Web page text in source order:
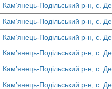
Подільський р-н, с.
Подільський р-н, с.
Подільський р-н, с.
Подільський р-н, с.
Подільський р-н, с.
Подільський р-н, с.